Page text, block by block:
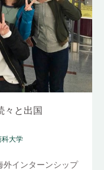
々と出国
科大学
外インターンシップ